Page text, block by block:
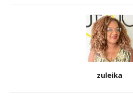
zuleika